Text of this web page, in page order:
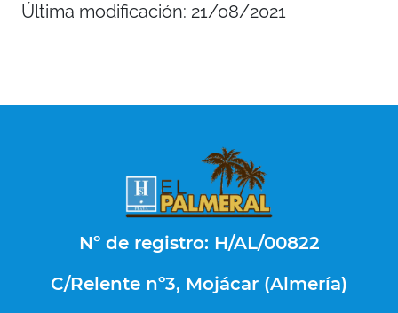
Última modificación: 21/08/2021
Nº de registro: H/AL/00822
C/Relente nº3, Mojácar (Almería)